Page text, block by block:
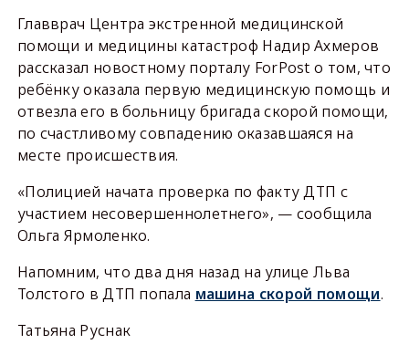
Главврач Центра экстренной медицинской
помощи и медицины катастроф Надир Ахмеров
рассказал новостному порталу ForPost о том, что
ребёнку оказала первую медицинскую помощь и
отвезла его в больницу бригада скорой помощи,
по счастливому совпадению оказавшаяся на
месте происшествия.
«Полицией начата проверка по факту ДТП с
участием несовершеннолетнего», — сообщила
Ольга Ярмоленко.
Напомним, что два дня назад на улице Льва
Толстого в ДТП попала машина скорой помощи.
Татьяна Руснак